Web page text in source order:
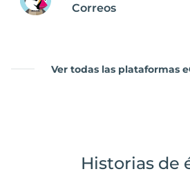
Correos
Ver todas las plataformas
Historias de